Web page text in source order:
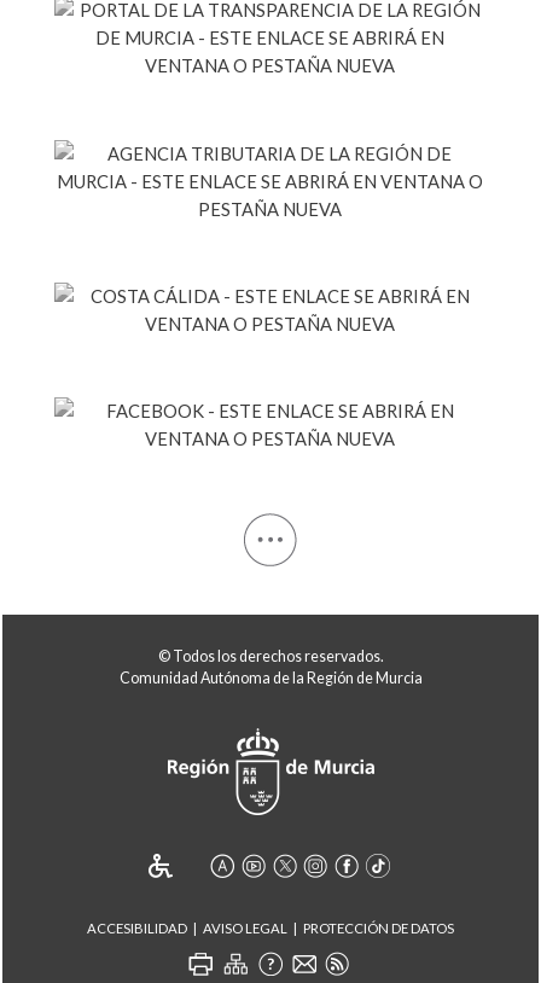
© Todos los derechos reservados.
Comunidad Autónoma de la Región de Murcia
ACCESIBILIDAD AVISO LEGAL PROTECCIÓN DE DATOS